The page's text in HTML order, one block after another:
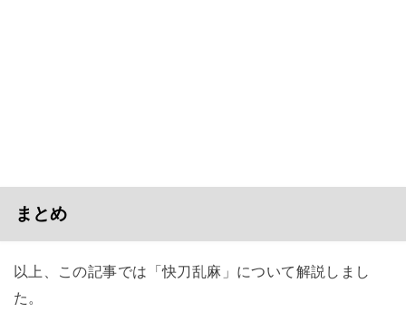
まとめ
以上、この記事では「快刀乱麻」について解説しまし
た。